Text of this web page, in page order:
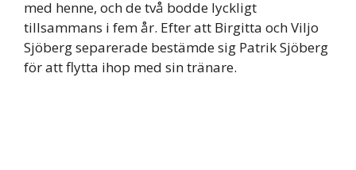
med henne, och de två bodde lyckligt
tillsammans i fem år. Efter att Birgitta och Viljo
Sjöberg separerade bestämde sig Patrik Sjöberg
för att flytta ihop med sin tränare.